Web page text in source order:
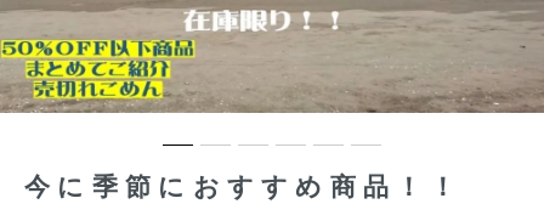
今に季節におすすめ商品！！